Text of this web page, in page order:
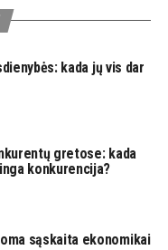
kada jų vis dar
gretose: kada
konkurencija?
sąskaita ekonomikai